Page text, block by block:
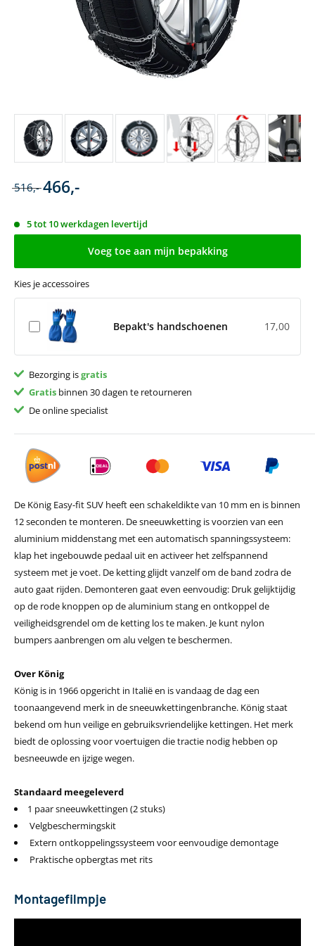
516,- 466,-
5 tot 10 werkdagen levertijd
Voeg toe aan mijn bepakking
Kies je accessoires
Bepakt's handschoenen 17,00
Bezorging isgratis
Gratisbinnen 30 dagen te retourneren
De online specialist
De König Easy-fit SUV heeft een schakeldikte van 10 mm en is binnen
12 seconden te monteren. De sneeuwketting is voorzien van een
aluminium middenstang met een automatisch spanningssysteem:
klap het ingebouwde pedaal uit en activeer het zelfspannend
systeem met je voet. De ketting glijdt vanzelf om de band zodra de
auto gaat rijden. Demonteren gaat even eenvoudig: Druk gelijktijdig
op de rode knoppen op de aluminium stang en ontkoppel de
veiligheidsgrendel om de ketting los te maken. Je kunt nylon
bumpers aanbrengen om alu velgen te beschermen.
Over König
König is in 1966 opgericht in Italië en is vandaag de dag een
toonaangevend merk in de sneeuwkettingenbranche. König staat
bekend om hun veilige en gebruiksvriendelijke kettingen. Het merk
biedt de oplossing voor voertuigen die tractie nodig hebben op
besneeuwde en ijzige wegen.
Standaard meegeleverd
1 paar sneeuwkettingen (2 stuks)
Velgbeschermingskit
Extern ontkoppelingssysteem voor eenvoudige demontage
Praktische opbergtas met rits
Montagefilmpje